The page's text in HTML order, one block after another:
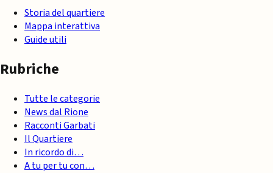
Storia del quartiere
Mappa interattiva
Guide utili
Rubriche
Tutte le categorie
News dal Rione
Racconti Garbati
Il Quartiere
In ricordo di…
A tu per tu con…